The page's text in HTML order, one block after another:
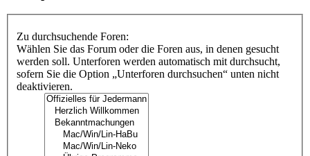
Zu durchsuchende Foren:
Wählen Sie das Forum oder die Foren aus, in denen gesucht
werden soll. Unterforen werden automatisch mit durchsucht,
sofern Sie die Option „Unterforen durchsuchen“ unten nicht
deaktivieren.